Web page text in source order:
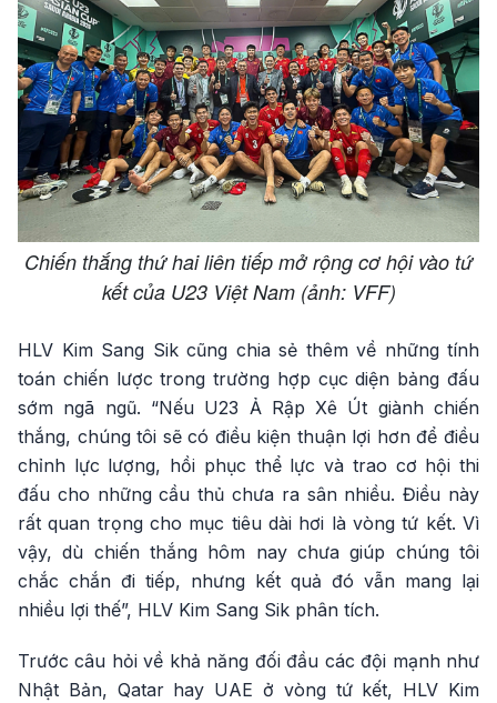
Chiến thắng thứ hai liên tiếp mở rộng cơ hội vào tứ
kết của U23 Việt Nam (ảnh: VFF)
HLV Kim Sang Sik cũng chia sẻ thêm về những tính
toán chiến lược trong trường hợp cục diện bảng đấu
sớm ngã ngũ. “Nếu U23 Ả Rập Xê Út giành chiến
thắng, chúng tôi sẽ có điều kiện thuận lợi hơn để điều
chỉnh lực lượng, hồi phục thể lực và trao cơ hội thi
đấu cho những cầu thủ chưa ra sân nhiều. Điều này
rất quan trọng cho mục tiêu dài hơi là vòng tứ kết. Vì
vậy, dù chiến thắng hôm nay chưa giúp chúng tôi
chắc chắn đi tiếp, nhưng kết quả đó vẫn mang lại
nhiều lợi thế”, HLV Kim Sang Sik phân tích.
Trước câu hỏi về khả năng đối đầu các đội mạnh như
Nhật Bản, Qatar hay UAE ở vòng tứ kết, HLV Kim